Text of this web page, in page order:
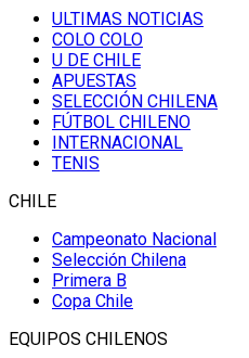
ULTIMAS NOTICIAS
COLO COLO
U DE CHILE
APUESTAS
SELECCIÓN CHILENA
FÚTBOL CHILENO
INTERNACIONAL
TENIS
CHILE
Campeonato Nacional
Selección Chilena
Primera B
Copa Chile
EQUIPOS CHILENOS